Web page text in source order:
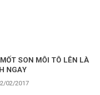
SON MÔI TÔ LÊN LÀ
NGAY
02/2017